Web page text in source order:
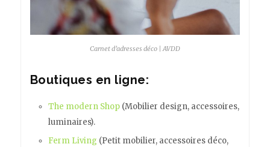
Carnet d’adresses déco | AVDD
Boutiques en ligne:
The modern Shop(Mobilier design, accessoires,
luminaires).
Ferm Living (Petit mobilier, accessoires déco,